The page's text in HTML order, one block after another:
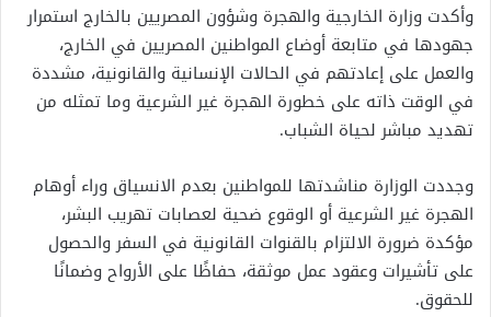
وأكدت وزارة الخارجية والهجرة وشؤون المصريين بالخارج استمرار
جهودها في متابعة أوضاع المواطنين المصريين في الخارج،
والعمل على إعادتهم في الحالات الإنسانية والقانونية، مشددة
في الوقت ذاته على خطورة الهجرة غير الشرعية وما تمثله من
تهديد مباشر لحياة الشباب.
وجددت الوزارة مناشدتها للمواطنين بعدم الانسياق وراء أوهام
الهجرة غير الشرعية أو الوقوع ضحية لعصابات تهريب البشر،
مؤكدة ضرورة الالتزام بالقنوات القانونية في السفر والحصول
على تأشيرات وعقود عمل موثقة، حفاظًا على الأرواح وضمانًا
للحقوق.